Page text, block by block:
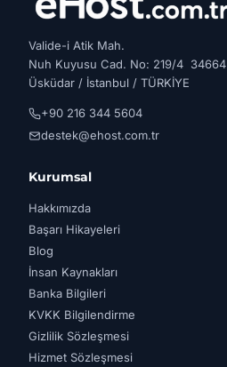
Valide-i Atik Mah.
Nuh Kuyusu Cad. No: 219/4 34664
Üsküdar / İstanbul / TÜRKİYE
+90 216 344 5604
destek@ehost.com.tr
Kurumsal
Hakkımızda
Başarı Hikayeleri
Blog
İnsan Kaynakları
Banka Bilgileri
KVKK Bilgilendirme
Gizlilik Sözleşmesi
Hizmet Sözleşmesi